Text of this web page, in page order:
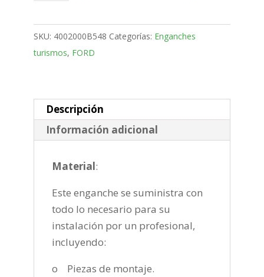
Furgón
Bola
desmontable
2022-
cantidad
SKU: 4002000B548 Categorías: Enganches
turismos, FORD
Descripción
Información adicional
Material:
Este enganche se suministra con
todo lo necesario para su
instalación por un profesional,
incluyendo:
o Piezas de montaje.